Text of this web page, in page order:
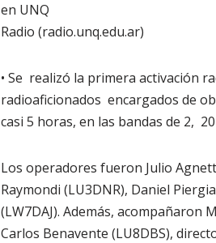
en UNQ
Radio (radio.unq.edu.ar)
• Se realizó la primera activación
radioaficionados encargados de
casi 5 horas, en las bandas de 2,
Los operadores fueron Julio
Raymondi (LU3DNR), Daniel
(LW7DAJ). Además, acompañaron
Carlos Benavente (LU8DBS),